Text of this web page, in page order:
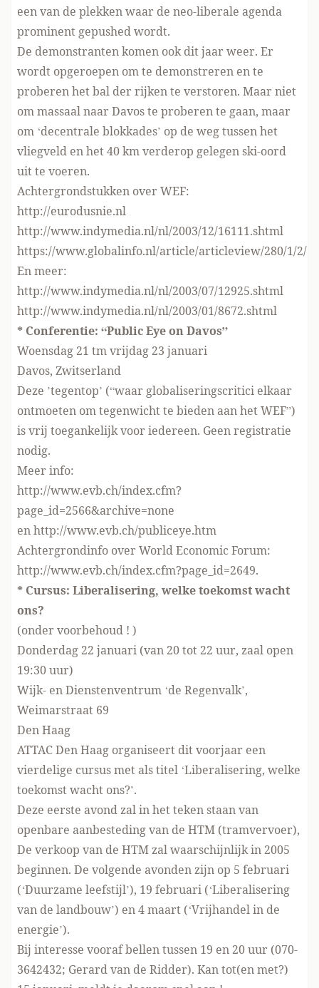
een van de plekken waar de neo-liberale agenda
prominent gepushed wordt.
De demonstranten komen ook dit jaar weer. Er
wordt opgeroepen om te demonstreren en te
proberen het bal der rijken te verstoren. Maar niet
om massaal naar Davos te proberen te gaan, maar
om ‘decentrale blokkades’ op de weg tussen het
vliegveld en het 40 km verderop gelegen ski-oord
uit te voeren.
Achtergrondstukken over WEF:
http://eurodusnie.nl
http://www.indymedia.nl/nl/2003/12/16111.shtml
https://www.globalinfo.nl/article/articleview/280/1/2/
En meer:
http://www.indymedia.nl/nl/2003/07/12925.shtml
http://www.indymedia.nl/nl/2003/01/8672.shtml
* Conferentie: “Public Eye on Davos”
Woensdag 21 tm vrijdag 23 januari
Davos, Zwitserland
Deze ’tegentop’ (“waar globaliseringscritici elkaar
ontmoeten om tegenwicht te bieden aan het WEF”)
is vrij toegankelijk voor iedereen. Geen registratie
nodig.
Meer info:
http://www.evb.ch/index.cfm?
page_id=2566&archive=none
en http://www.evb.ch/publiceye.htm
Achtergrondinfo over World Economic Forum:
http://www.evb.ch/index.cfm?page_id=2649.
* Cursus: Liberalisering, welke toekomst wacht
ons?
(onder voorbehoud ! )
Donderdag 22 januari (van 20 tot 22 uur, zaal open
19:30 uur)
Wijk- en Dienstenventrum ‘de Regenvalk’,
Weimarstraat 69
Den Haag
ATTAC Den Haag organiseert dit voorjaar een
vierdelige cursus met als titel ‘Liberalisering, welke
toekomst wacht ons?’.
Deze eerste avond zal in het teken staan van
openbare aanbesteding van de HTM (tramvervoer),
De verkoop van de HTM zal waarschijnlijk in 2005
beginnen. De volgende avonden zijn op 5 februari
(‘Duurzame leefstijl’), 19 februari (‘Liberalisering
van de landbouw’) en 4 maart (‘Vrijhandel in de
energie’).
Bij interesse vooraf bellen tussen 19 en 20 uur (070-
3642432; Gerard van de Ridder). Kan tot(en met?)